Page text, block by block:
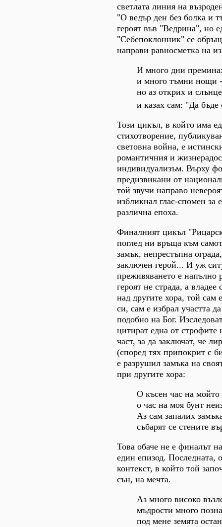
светлата линия на
"О ведър ден без болка и
героят във "Ведрина", но
"Себепоклонник" се
направи равносметка на
И много дни
и много тъмни нощи
но аз открих и
и казах сам: "Да бъде
Този цикъл, в който има
стихотворение,
световна война, е
романтичния и
индивидуализъм. Върху
предизвикани от
той звучи направо
избликнал глас-спомен за
различна епоха.
Финалният цикъл
поглед ни връща към
замък, непрестъпна
заключен герой... И уж
преживяването е напълно
героят не страда, а владее
над другите хора, той сам
си, сам е избрал участта
подобно на Бог.
цитират една от строфите
част, за да заключат, че
(според тях припокрит с
е разрушил замъка на
при другите хора:
О късен час на мойто
о час на моя бунт
Аз сам запалих
събарят се стените
Това обаче не е финалът
един епизод. Последната,
контекст, в който той
сън, на мечта.
Аз много високо
мъдрости много
под мене земята